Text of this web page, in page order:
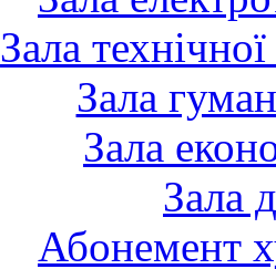
Зала
Зала
Зала
Зала
Абонемент